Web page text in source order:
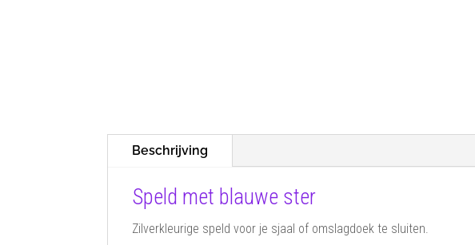
Beschrijving
Speld met blauwe ster
Zilverkleurige speld voor je sjaal of omslagdoek te sluiten.